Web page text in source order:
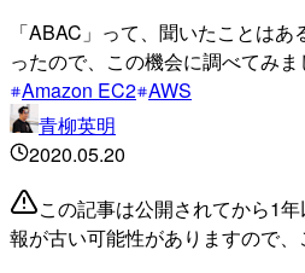
「ABAC」って、聞いたことは
ったので、この機会に調べてみま
Amazon EC2 AWS
青柳英明
2020.05.20
この記事は公開されてから1
報が古い可能性がありますので、